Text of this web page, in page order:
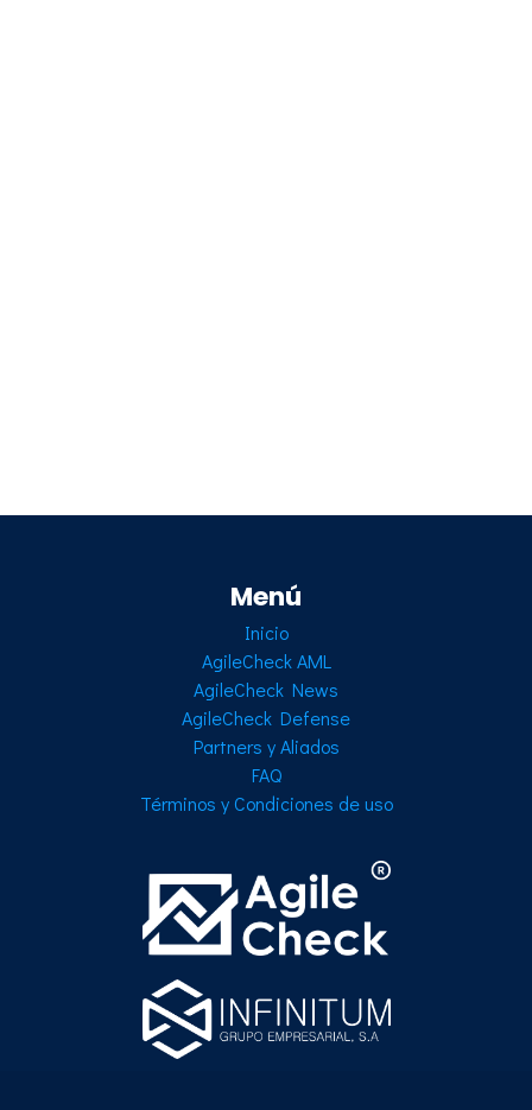
Menú
Inicio
AgileCheck AML
AgileCheck News
AgileCheck Defense
Partners y Aliados
FAQ
Términos y Condiciones de uso